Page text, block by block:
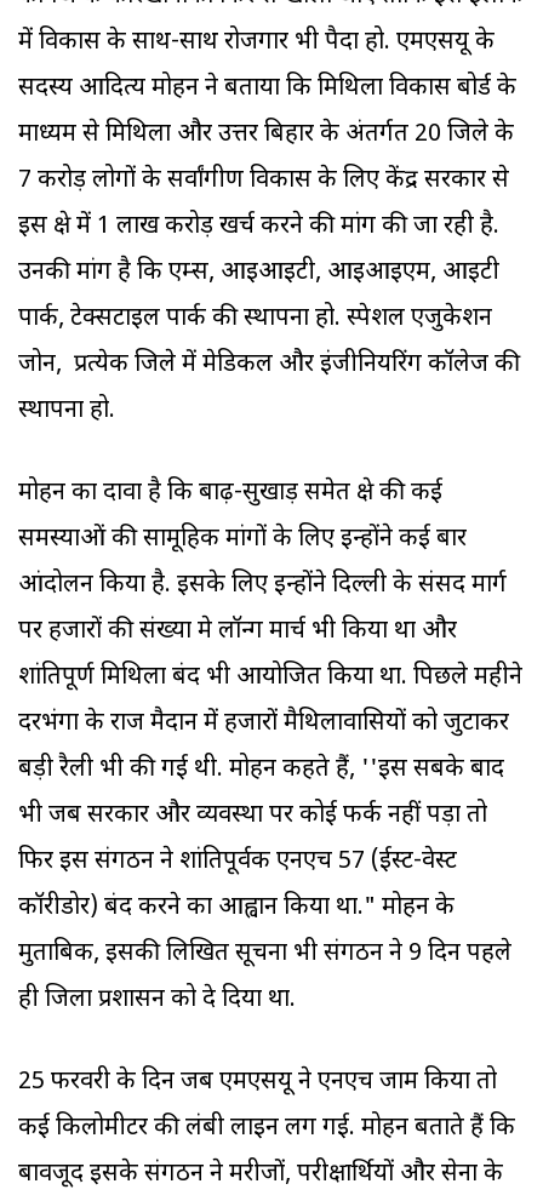
में विकास के साथ-साथ रोजगार भी पैदा हो. एमएसयू के
सदस्य आदित्य मोहन ने बताया कि मिथिला विकास बोर्ड के
माध्यम से मिथिला और उत्तर बिहार के अंतर्गत 20 जिले के
7 करोड़ लोगों के सर्वांगीण विकास के लिए केंद्र सरकार से
इस क्षेत्र में 1 लाख करोड़ खर्च करने की मांग की जा रही है.
उनकी मांग है कि एम्स, आइआइटी, आइआइएम, आइटी
पार्क, टेक्सटाइल पार्क की स्थापना हो. स्पेशल एजुकेशन
जोन, प्रत्येक जिले में मेडिकल और इंजीनियरिंग कॉलेज की
स्थापना हो.
मोहन का दावा है कि बाढ़-सुखाड़ समेत क्षेत्र की कई
समस्याओं की सामूहिक मांगों के लिए इन्होंने कई बार
आंदोलन किया है. इसके लिए इन्होंने दिल्ली के संसद मार्ग
पर हजारों की संख्या मे लॉन्ग मार्च भी किया था और
शांतिपूर्ण मिथिला बंद भी आयोजित किया था. पिछले महीने
दरभंगा के राज मैदान में हजारों मैथिलावासियों को जुटाकर
बड़ी रैली भी की गई थी. मोहन कहते हैं, ''इस सबके बाद
भी जब सरकार और व्यवस्था पर कोई फर्क नहीं पड़ा तो
फिर इस संगठन ने शांतिपूर्वक एनएच 57 (ईस्ट-वेस्ट
कॉरीडोर) बंद करने का आह्वान किया था." मोहन के
मुताबिक, इसकी लिखित सूचना भी संगठन ने 9 दिन पहले
ही जिला प्रशासन को दे दिया था.
25 फरवरी के दिन जब एमएसयू ने एनएच जाम किया तो
कई किलोमीटर की लंबी लाइन लग गई. मोहन बताते हैं कि
बावजूद इसके संगठन ने मरीजों, परीक्षार्थियों और सेना के